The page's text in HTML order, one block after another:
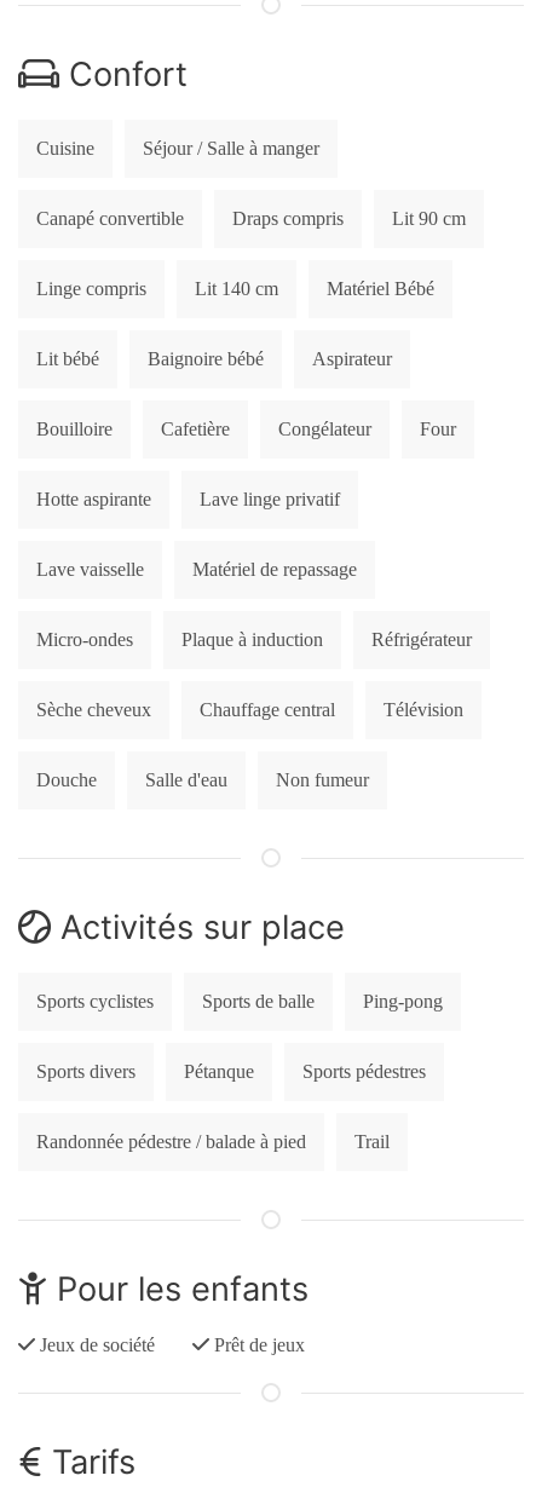
Confort
Cuisine Séjour / Salle à manger
Canapé convertible Draps compris Lit 90 cm
Linge compris Lit 140 cm Matériel Bébé
Lit bébé Baignoire bébé Aspirateur
Bouilloire Cafetière Congélateur Four
Hotte aspirante Lave linge privatif
Lave vaisselle Matériel de repassage
Micro-ondes Plaque à induction Réfrigérateur
Sèche cheveux Chauffage central Télévision
Douche Salle d'eau Non fumeur
Activités sur place
Sports cyclistes Sports de balle Ping-pong
Sports divers Pétanque Sports pédestres
Randonnée pédestre / balade à pied Trail
Pour les enfants
Jeux de société Prêt de jeux
Tarifs